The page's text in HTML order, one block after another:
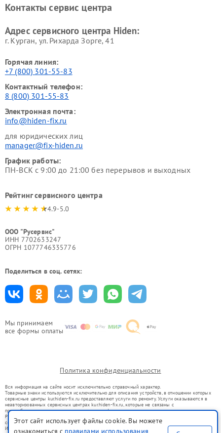
Мы принимаем
все формы оплаты
Контакты сервис центра
Адрес сервисного центра Hiden:
г. Курган, ул. Рихарда Зорге, 41
Горячая линия:
+7 (800) 301-55-83
Контактный телефон:
8 (800) 301-55-83
Электронная почта:
info@hiden-fix.ru
для юридических лиц
manager@fix-hiden.ru
График работы:
ПН-ВСК с 9:00 до 21:00 без перерывов и выходных
Рейтинг сервисного центра
4.9-5.0
ООО "Русервис"
ИНН 7702633247
ОГРН 1077746335776
Поделиться в соц. сетях:
Политика конфиденциальности
Вся информация на сайте носит исключительно справочный характер.
Товарные знаки используются исключительно для описания устройств, в отношении которых
сервисные центры kur.hiden-fix.ru предоставляют услуги по ремонту. Услуги оказываются в
неавторизованных сервисных центрах kur.hiden-fix.ru, которые не связаны с
правообладателями товарных знаков или их официальными представителями.
Ремонт осуществляется для устройств, уже введенных в гражданский оборот в соответствии
со статьей 1487 ГК РФ.
Использование товарных знаков не преследует цели индивидуализации услуг или введения
Этот сайт использует файлы cookie. Вы можете
ознакомиться с правилами использования